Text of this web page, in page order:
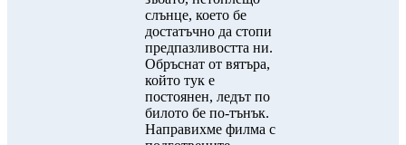
слънце, което бе
достатъчно да стопи
предпазливостта ни.
Обръснат от вятъра,
който тук е
постоянен, ледът по
билото бе по-тънък.
Направихме филма с